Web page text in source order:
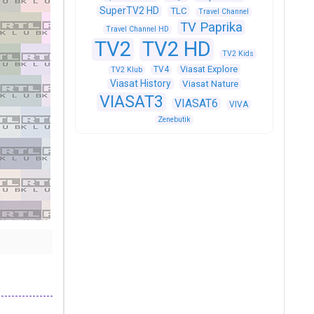
SuperTV2 HD
TLC
Travel Channel
Travel Channel HD
TV Paprika
TV2 TV2 HD
TV2 Kids
TV2 Klub
TV4 Viasat Explore
Viasat History Viasat Nature
VIASAT3 VIASAT6 VIVA
Zenebutik